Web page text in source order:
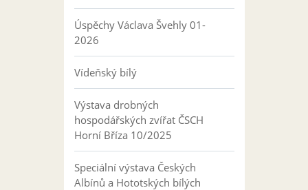
Úspěchy Václava Švehly 01-
2026
Vídeňský bílý
Výstava drobných
hospodářských zvířat ČSCH
Horní Bříza 10/2025
Speciální výstava Českých
Albínů a Hototských bílých